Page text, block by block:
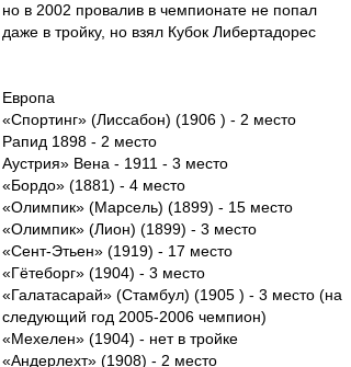
но в 2002 провалив в чемпионате не попал
даже в тройку, но взял Кубок Либертадорес
Европа
«Спортинг» (Лиссабон) (1906 ) - 2 место
Рапид 1898 - 2 место
Аустрия» Вена - 1911 - 3 место
«Бордо» (1881) - 4 место
«Олимпик» (Марсель) (1899) - 15 место
«Олимпик» (Лион) (1899) - 3 место
«Сент-Этьен» (1919) - 17 место
«Гётеборг» (1904) - 3 место
«Галатасарай» (Стамбул) (1905 ) - 3 место (на
следующий год 2005-2006 чемпион)
«Мехелен» (1904) - нет в тройке
«Андерлехт» (1908) - 2 место